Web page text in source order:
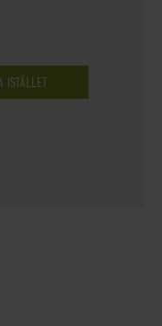
ISTÄLLET